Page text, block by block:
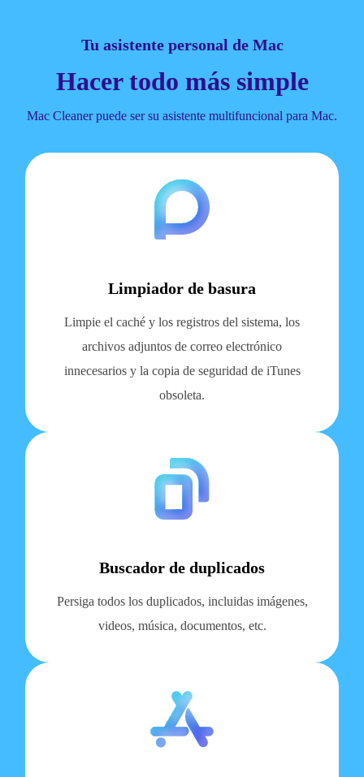
Tu asistente personal de Mac
Hacer todo más simple
Mac Cleaner puede ser su asistente multifuncional para Mac.
Limpiador de basura
Limpie el caché y los registros del sistema, los
archivos adjuntos de correo electrónico
innecesarios y la copia de seguridad de iTunes
obsoleta.
Buscador de duplicados
Persiga todos los duplicados, incluidas imágenes,
videos, música, documentos, etc.